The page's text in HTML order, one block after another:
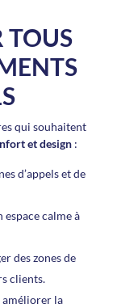
TOUS
qui souhaitent
et design:
d’appels et de
calme à
des zones de
clients.
la